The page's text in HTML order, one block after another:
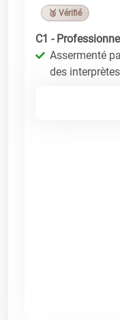
🥉 Vérifié
C1 -
Assermenté
des